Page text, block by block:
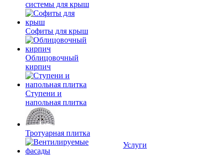
системы для крыш
Софиты для крыш
Облицовочный
кирпич
Ступени и
напольная плитка
Тротуарная плитка
Услуги